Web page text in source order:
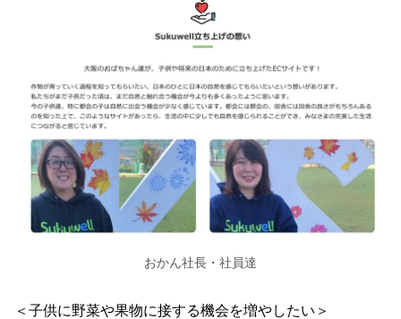
おかん社長・社員達
＜子供に野菜や果物に接する機会を増やしたい＞